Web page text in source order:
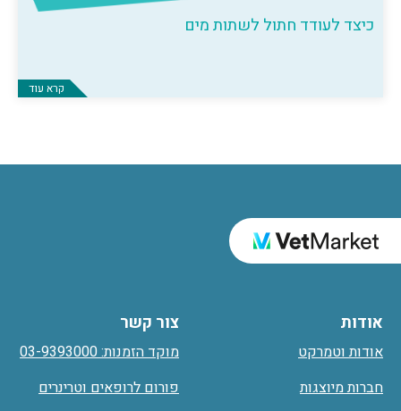
כיצד לעודד חתול לשתות מים
קרא עוד
אודות
אודות וטמרקט
חברות מיוצגות
צור קשר
מוקד הזמנות: 03-9393000
פורום לרופאים וטרינרים